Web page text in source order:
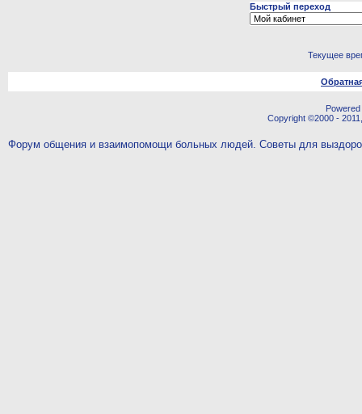
Быстрый переход
Текущее
Copyright ©2000 -
Форум общения и взаимопомощи больных людей. Советы для